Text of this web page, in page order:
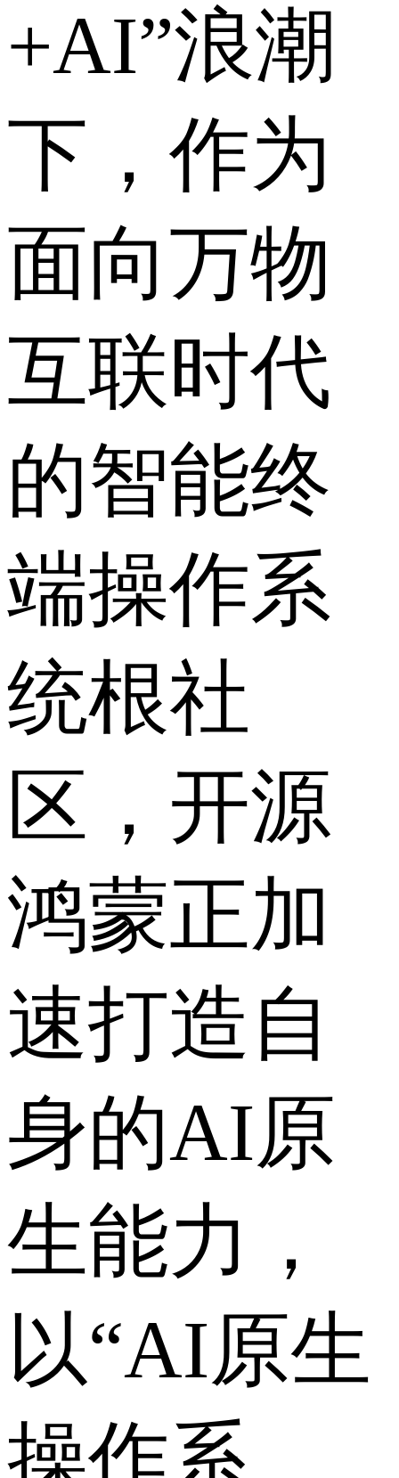
+AI”浪潮
下，作为
面向万物
互联时代
的智能终
端操作系
统根社
区，开源
鸿蒙正加
速打造自
身的AI原
生能力，
以“AI原生
操作系